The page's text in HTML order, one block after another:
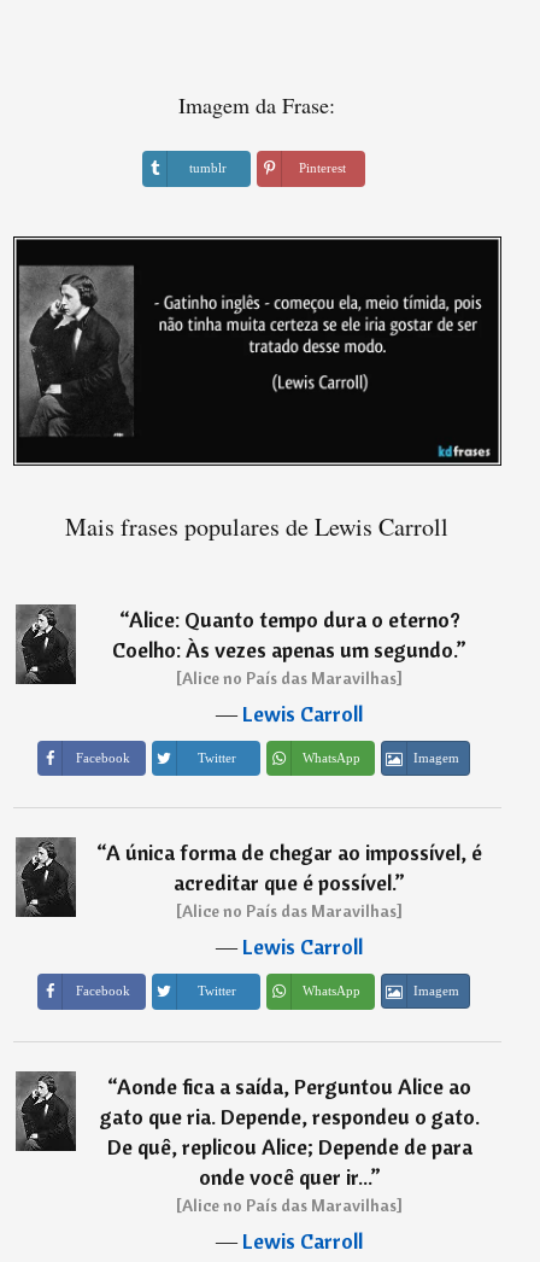
Imagem da Frase:
tumblr Pinterest
Mais frases populares de Lewis Carroll
“Alice: Quanto tempo dura o eterno?
Coelho: Às vezes apenas um segundo.”
[Alice no País das Maravilhas]
―Lewis Carroll
Facebook Twitter WhatsApp Imagem
“A única forma de chegar ao impossível, é
acreditar que é possível.”
[Alice no País das Maravilhas]
―Lewis Carroll
Facebook Twitter WhatsApp Imagem
“Aonde fica a saída, Perguntou Alice ao
gato que ria. Depende, respondeu o gato.
De quê, replicou Alice; Depende de para
onde você quer ir...”
[Alice no País das Maravilhas]
―Lewis Carroll